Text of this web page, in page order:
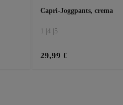
Capri-Joggpants, crema
1 | 4 | 5
29,99 €